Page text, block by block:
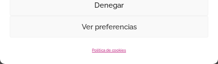
Denegar
Ver preferencias
Política de cookies